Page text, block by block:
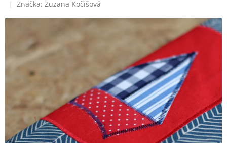
hodnocení
hvězdiček.
Značka: Zuzana Kočišová